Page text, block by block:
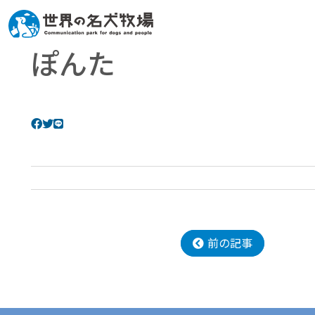
ぽんた
前の記事